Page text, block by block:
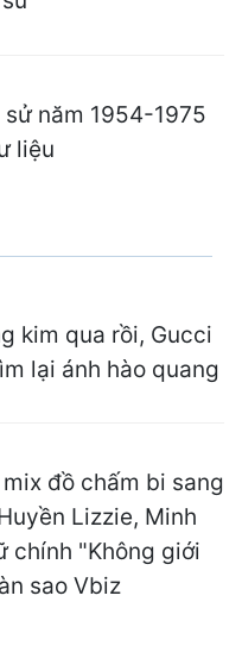
năm 1954-1975
liệu
kim qua rồi, Gucci
lại ánh hào quang
đồ chấm bi sang
Lizzie, Minh
chính "Không giới
sao Vbiz